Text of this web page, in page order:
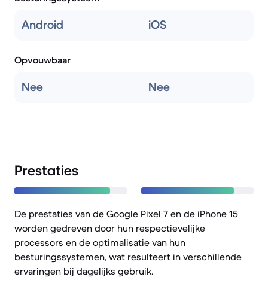
Android iOS
Opvouwbaar
Nee Nee
Prestaties
De prestaties van de Google Pixel 7 en de iPhone 15
worden gedreven door hun respectievelijke
processors en de optimalisatie van hun
besturingssystemen, wat resulteert in verschillende
ervaringen bij dagelijks gebruik.